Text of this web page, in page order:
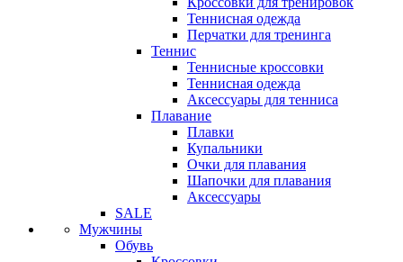
Теннисная одежда
Перчатки для тренинга
Теннис
Теннисные кроссовки
Теннисная одежда
Аксессуары для тенниса
Плавание
Плавки
Купальники
Очки для плавания
Шапочки для плавания
Аксессуары
SALE
Мужчины
Обувь